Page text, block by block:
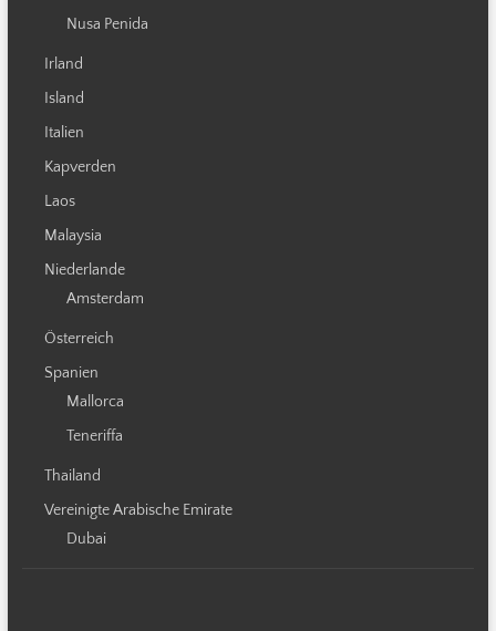
Nusa Penida
Irland
Island
Italien
Kapverden
Laos
Malaysia
Niederlande
Amsterdam
Österreich
Spanien
Mallorca
Teneriffa
Thailand
Vereinigte Arabische Emirate
Dubai